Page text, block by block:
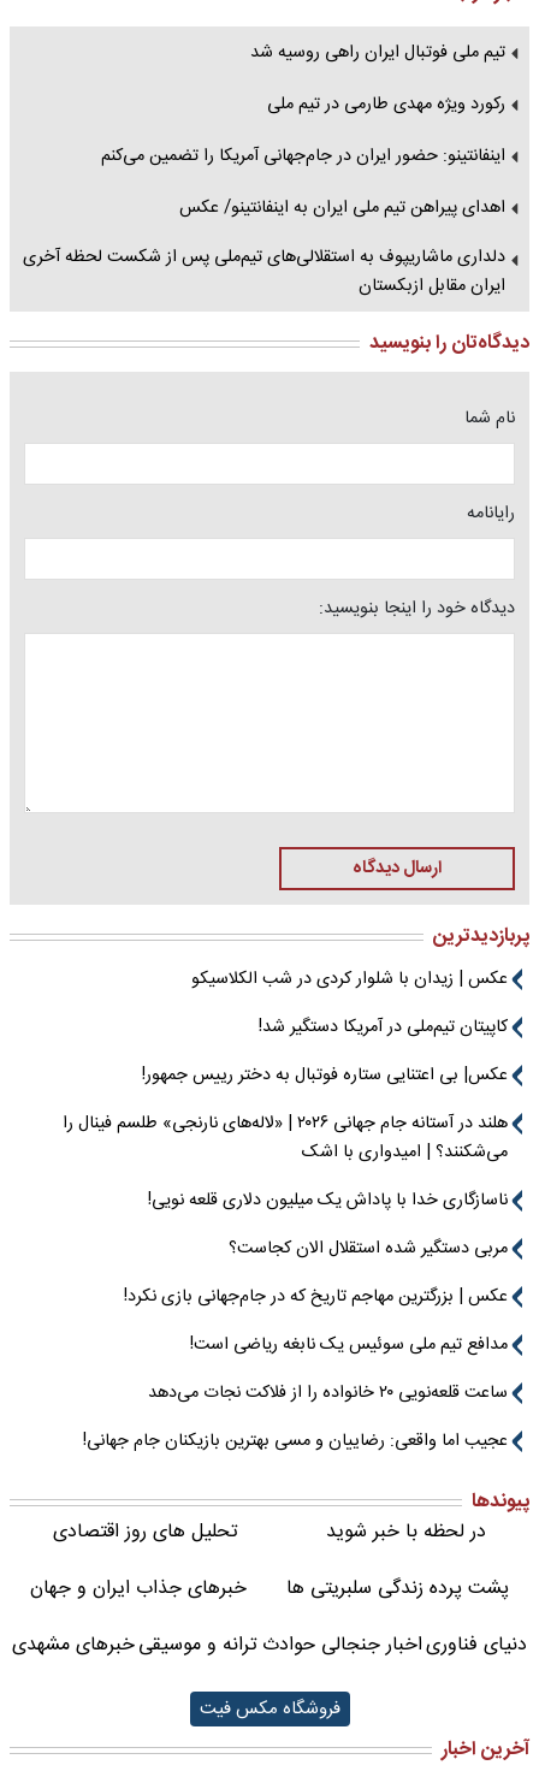
تیم ملی فوتبال ایران راهی روسیه شد
رکورد ویژه مهدی طارمی در تیم ملی
اینفانتینو: حضور ایران در جام‌جهانی آمریکا را تضمین می‌کنم
اهدای پیراهن تیم ملی ایران به اینفانتینو/ عکس
دلداری ماشاریپوف به استقلالی‌های تیم‌ملی پس از شکست لحظه آخری
ایران مقابل ازبکستان
دیدگاه‌تان را بنویسید
نام شما
رایانامه
دیدگاه خود را اینجا بنویسید:
ارسال دیدگاه
پربازدیدترین
عکس | زیدان با شلوار کردی در شب الکلاسیکو
کاپیتان تیم‌ملی در آمریکا دستگیر شد!
عکس| بی اعتنایی ستاره فوتبال به دختر رییس جمهور!
هلند در آستانه جام جهانی ۲۰۲۶ | «لاله‌های نارنجی» طلسم فینال را
می‌شکنند؟ | امیدواری با اشک
ناسازگاری خدا با پاداش یک میلیون دلاری قلعه نویی!
مربی دستگیر شده استقلال الان کجاست؟
عکس | بزرگترین مهاجم تاریخ که در جام‌جهانی بازی نکرد!
مدافع تیم ملی سوئیس یک نابغه ریاضی است!
ساعت قلعه‌نویی ۲۰ خانواده را از فلاکت نجات می‌دهد
عجیب اما واقعی: رضاییان و مسی بهترین بازیکنان جام جهانی!
پیوندها
در لحظه با خبر شوید
تحلیل های روز اقتصادی
پشت پرده زندگی سلبریتی ها
خبرهای جذاب ایران و جهان
دنیای فناوریاخبار جنجالی حوادثترانه و موسیقیخبرهای مشهدی
فروشگاه مکس فیت
آخرین اخبار